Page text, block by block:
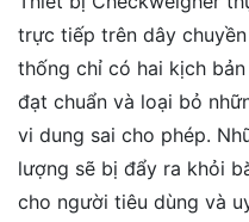
trực tiếp trên dây
thống chỉ có hai kịch
đạt chuẩn và loại bỏ
vi dung sai cho phép.
lượng sẽ bị đẩy ra khỏi
cho người tiêu dùng và